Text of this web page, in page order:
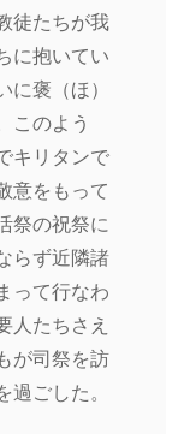
徒たちが我
に抱いてい
に褒（ほ）
このよう
キリタンで
意をもって
祭の祝祭に
らず近隣諸
って行なわ
人たちさえ
が司祭を訪
過ごした。